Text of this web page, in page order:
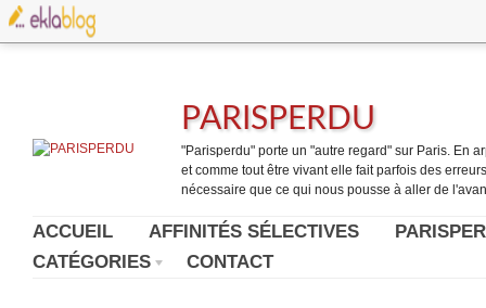
PARISPERDU
"Parisperdu" porte un "autre regard" sur Paris. En
et comme tout être vivant elle fait parfois des
nécessaire que ce qui nous pousse à aller de
ACCUEIL AFFINITÉS SÉLECTIVES
CATÉGORIES
CONTACT